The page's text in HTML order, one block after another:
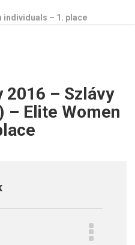
individuals – 1. place
2016 – Szlávy
– Elite Women